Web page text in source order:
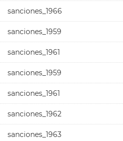
sanciones_1966
sanciones_1959
sanciones_1961
sanciones_1959
sanciones_1961
sanciones_1962
sanciones_1963